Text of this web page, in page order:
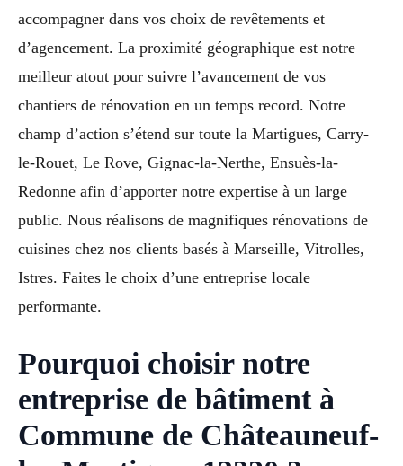
accompagner dans vos choix de revêtements et
d’agencement. La proximité géographique est notre
meilleur atout pour suivre l’avancement de vos
chantiers de rénovation en un temps record. Notre
champ d’action s’étend sur toute la Martigues, Carry-
le-Rouet, Le Rove, Gignac-la-Nerthe, Ensuès-la-
Redonne afin d’apporter notre expertise à un large
public. Nous réalisons de magnifiques rénovations de
cuisines chez nos clients basés à Marseille, Vitrolles,
Istres. Faites le choix d’une entreprise locale
performante.
Pourquoi choisir notre
entreprise de bâtiment à
Commune de Châteauneuf-